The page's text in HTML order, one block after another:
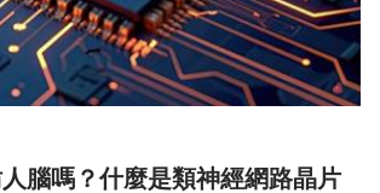
腦嗎？什麼是類神經網路晶片